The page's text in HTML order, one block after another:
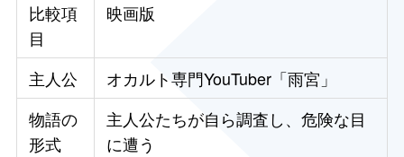
比較項
目
映画版
主人公
オカルト専門YouTuber「雨宮」
物語の
形式
主人公たちが自ら調査し、危険な目
に遭う